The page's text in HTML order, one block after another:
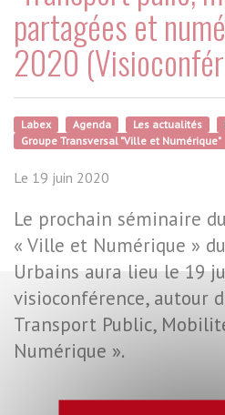
partagées et
2020
Labex Agenda Les actualités
Groupe Transversal "Ville et Numérique"
Le 19 juin 2020
Le prochain séminaire
« Ville et Numérique »
Urbains aura lieu le 19
visioconférence, autour
Transport Public,
Numérique ».